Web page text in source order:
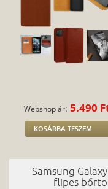
Webshop ár:5.490
KOSÁRBA TESZEM
Samsung
flipes